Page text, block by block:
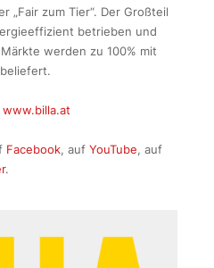
„Fair zum Tier“. Der Großteil
betrieben und
werden zu 100% mit
www.billa.at
Facebook, auf YouTube, auf
.